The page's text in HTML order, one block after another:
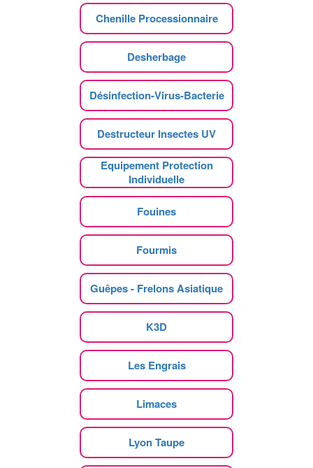
Chenille Processionnaire
Desherbage
Désinfection-Virus-Bacterie
Destructeur Insectes UV
Equipement Protection
Individuelle
Fouines
Fourmis
Guêpes - Frelons Asiatique
K3D
Les Engrais
Limaces
Lyon Taupe